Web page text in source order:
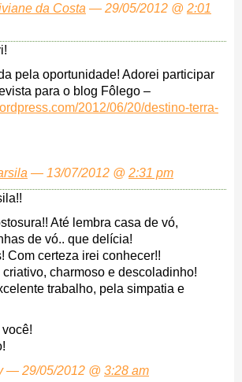
da Costa — 29/05/2012 @ 2:01
pela oportunidade! Adorei participar
para o blog Fôlego –
2012/06/20/destino-terra-
— 13/07/2012 @ 2:31 pm
Até lembra casa de vó,
de vó.. que delícia!
Com certeza irei conhecer!!
charmoso e descoladinho!
trabalho, pela simpatia e
— 29/05/2012 @ 3:28 am